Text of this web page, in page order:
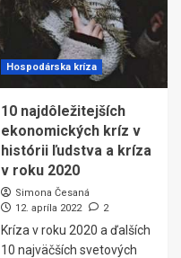
Hospodárska kríza
10 najdôležitejších
ekonomických kríz v
histórii ľudstva a kríza
v roku 2020
Simona Česaná
12. apríla 2022
2
Kríza v roku 2020 a ďalších
10 najväčších svetových